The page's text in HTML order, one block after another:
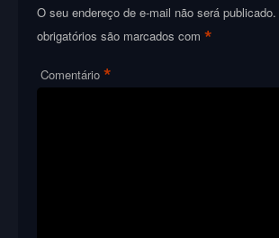
O seu endereço de e-mail não será publicado.
obrigatórios são marcados com*
Comentário *